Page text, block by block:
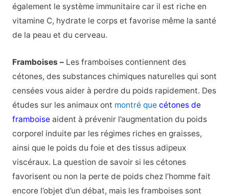
également le système immunitaire car il est riche en
vitamine C, hydrate le corps et favorise même la santé
de la peau et du cerveau.
Framboises –Les framboises contiennent des
cétones, des substances chimiques naturelles qui sont
censées vous aider à perdre du poids rapidement. Des
études sur les animaux ont montré que cétones de
framboise aident à prévenir l’augmentation du poids
corporel induite par les régimes riches en graisses,
ainsi que le poids du foie et des tissus adipeux
viscéraux. La question de savoir si les cétones
favorisent ou non la perte de poids chez l’homme fait
encore l’objet d’un débat, mais les framboises sont